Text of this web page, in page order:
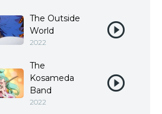
The Outside
World
2022
The
Kosameda
Band
2022